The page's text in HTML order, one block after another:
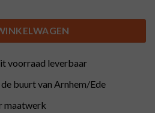
voorraad leverbaar
buurt van Arnhem/Ede
maatwerk